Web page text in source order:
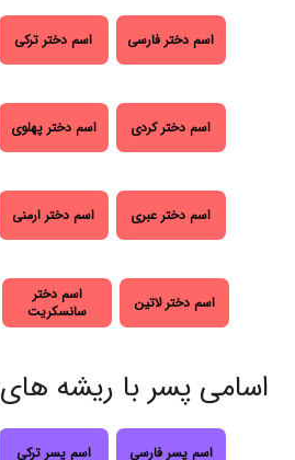
اسم دختر فارسی اسم دختر ترکی
اسم دختر کردی اسم دختر پهلوی
اسم دختر عبری اسم دختر ارمنی
اسم دختر لاتین
اسم دختر
سانسکریت
اسامی پسر با ریشه های
اسم پسر فارسی اسم پسر ترکی